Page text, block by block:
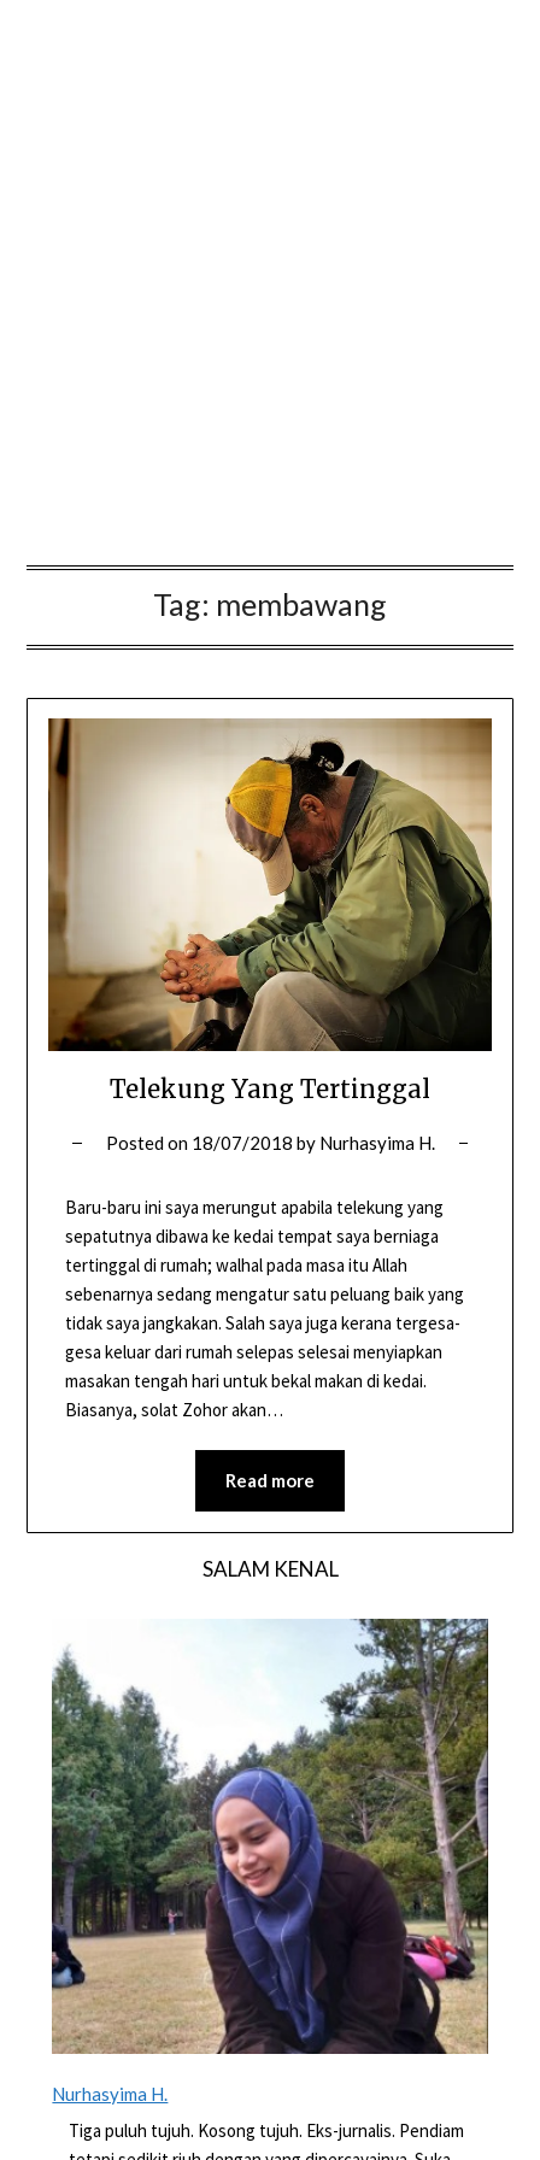
Tag: membawang
Telekung Yang Tertinggal
Posted on 18/07/2018 by Nurhasyima H.
Baru-baru ini saya merungut apabila telekung yang
sepatutnya dibawa ke kedai tempat saya berniaga
tertinggal di rumah; walhal pada masa itu Allah
sebenarnya sedang mengatur satu peluang baik yang
tidak saya jangkakan. Salah saya juga kerana tergesa-
gesa keluar dari rumah selepas selesai menyiapkan
masakan tengah hari untuk bekal makan di kedai.
Biasanya, solat Zohor akan…
Read more
SALAM KENAL
Nurhasyima H.
Tiga puluh tujuh. Kosong tujuh. Eks-jurnalis. Pendiam